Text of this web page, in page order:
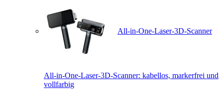
All-in-One-Laser-3D-Scanner
All-in-One-Laser-3D-Scanner: kabellos, markerfrei und
vollfarbig